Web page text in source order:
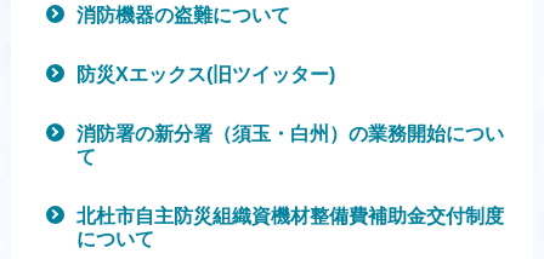
消防機器の盗難について
防災Xエックス(旧ツイッター)
消防署の新分署（須玉・白州）の業務開始につい
て
北杜市自主防災組織資機材整備費補助金交付制度
について